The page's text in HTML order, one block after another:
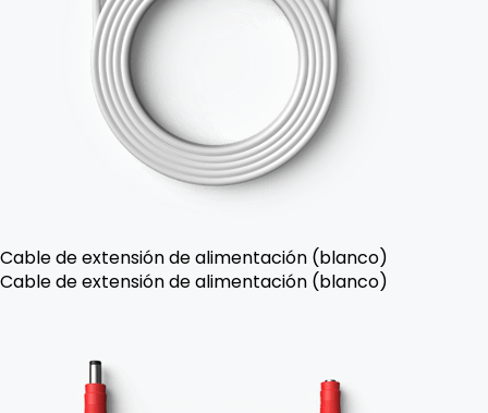
Cable de extensión de alimentación (blanco)
Cable de extensión de alimentación (blanco)